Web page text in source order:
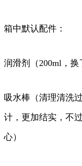
箱中默认配件：
润滑剂（200ml，换
吸水棒（清理清洗
计，更加结实，不
心）